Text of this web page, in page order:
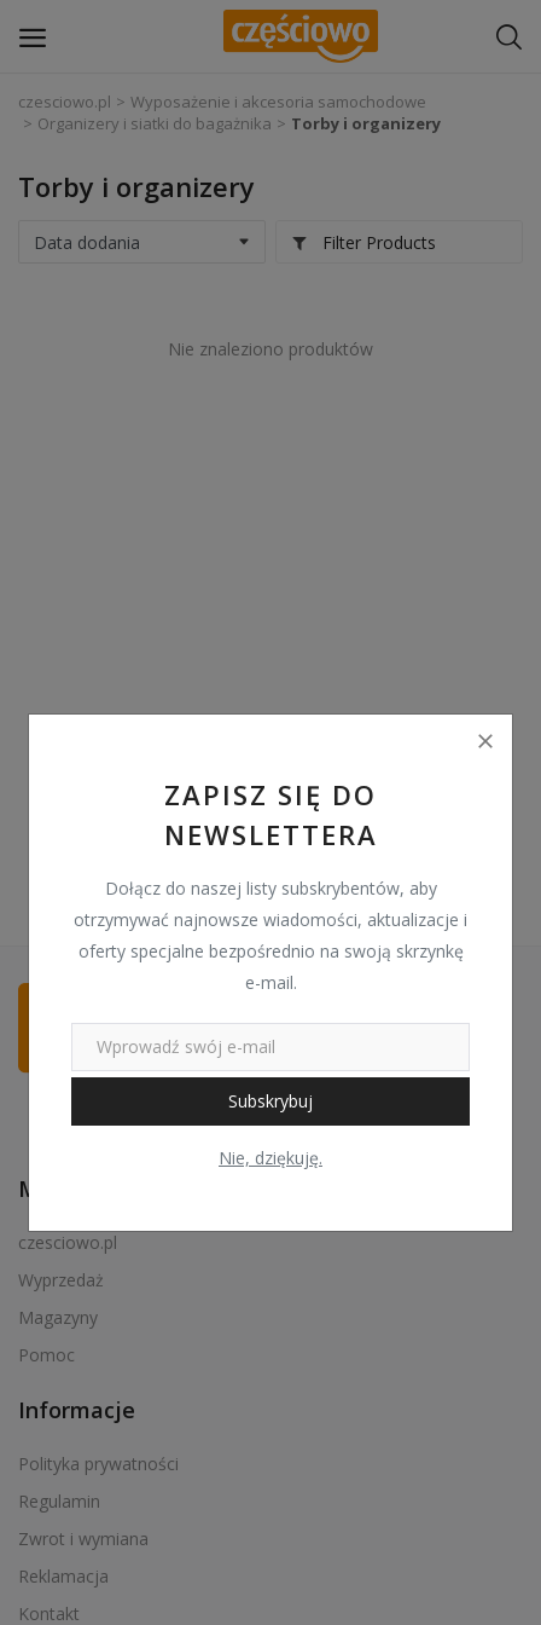
Zaloguj się
Zarejestruj
Wyposażenie i akcesoria samochodowe
Polski
ZAPISZ SIĘ DO
NEWSLETTERA
Dołącz do naszej listy subskrybentów, aby
otrzymywać najnowsze wiadomości, aktualizacje i
oferty specjalne bezpośrednio na swoją skrzynkę
e-mail.
Subskrybuj
Nie, dziękuję.
czesciowo.pl
Wyposażenie i akcesoria samochodowe
Organizery i siatki do bagażnika
Torby i organizery
Torby i organizery
Filter Products
Nie znaleziono produktów
Menu podręczne
czesciowo.pl
Wyprzedaż
Magazyny
Pomoc
Informacje
Polityka prywatności
Regulamin
Zwrot i wymiana
Reklamacja
Kontakt